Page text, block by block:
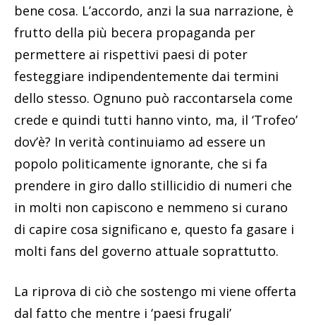
bene cosa. L’accordo, anzi la sua narrazione, è
frutto della più becera propaganda per
permettere ai rispettivi paesi di poter
festeggiare indipendentemente dai termini
dello stesso. Ognuno può raccontarsela come
crede e quindi tutti hanno vinto, ma, il ‘Trofeo’
dov’è? In verità continuiamo ad essere un
popolo politicamente ignorante, che si fa
prendere in giro dallo stillicidio di numeri che
in molti non capiscono e nemmeno si curano
di capire cosa significano e, questo fa gasare i
molti fans del governo attuale soprattutto.
La riprova di ciò che sostengo mi viene offerta
dal fatto che mentre i ‘paesi frugali’